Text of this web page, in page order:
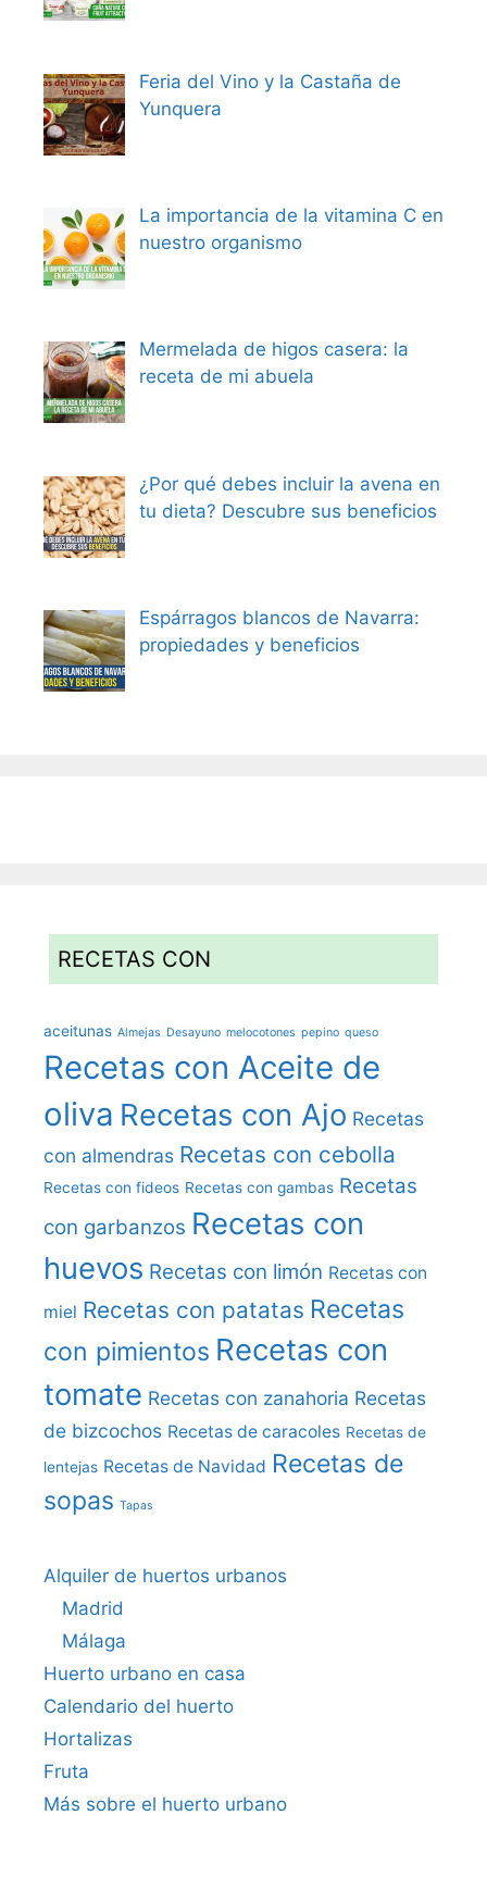
Feria del Vino y la Castaña de
Yunquera
La importancia de la vitamina C en
nuestro organismo
Mermelada de higos casera: la
receta de mi abuela
¿Por qué debes incluir la avena en
tu dieta? Descubre sus beneficios
Espárragos blancos de Navarra:
propiedades y beneficios
RECETAS CON
aceitunas Almejas Desayuno melocotones pepino queso
Recetas con Aceite de
oliva Recetas con Ajo Recetas
con almendras Recetas con cebolla
Recetas con fideos Recetas con gambas Recetas
con garbanzos Recetas con
huevos Recetas con limón Recetas con
miel Recetas con patatas Recetas
con pimientos Recetas con
tomate Recetas con zanahoria Recetas
de bizcochos Recetas de caracoles Recetas de
lentejas Recetas de Navidad Recetas de
sopas Tapas
Alquiler de huertos urbanos
Madrid
Málaga
Huerto urbano en casa
Calendario del huerto
Hortalizas
Fruta
Más sobre el huerto urbano